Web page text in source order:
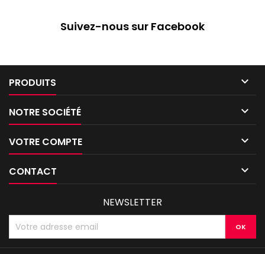
Suivez-nous sur Facebook
PRODUITS 
NOTRE SOCIÉTÉ 
VOTRE COMPTE 
CONTACT 
NEWSLETTER